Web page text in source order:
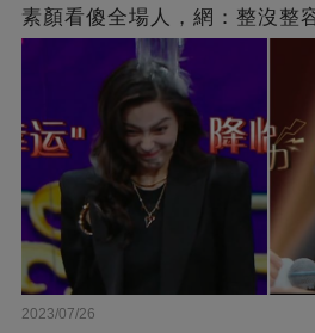
素顏看傻全場人，網：整沒整
2023/07/26